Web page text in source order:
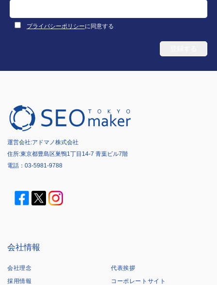
プライバシーポリシーに同意する
運営会社:アドマノ株式会社
住所:東京都豊島区巣鴨1丁目14-7 青葉ビル7階
電話： 03-5981-9788
会社情報
会社理念
代表挨拶
採用情報
コーポレートサイト